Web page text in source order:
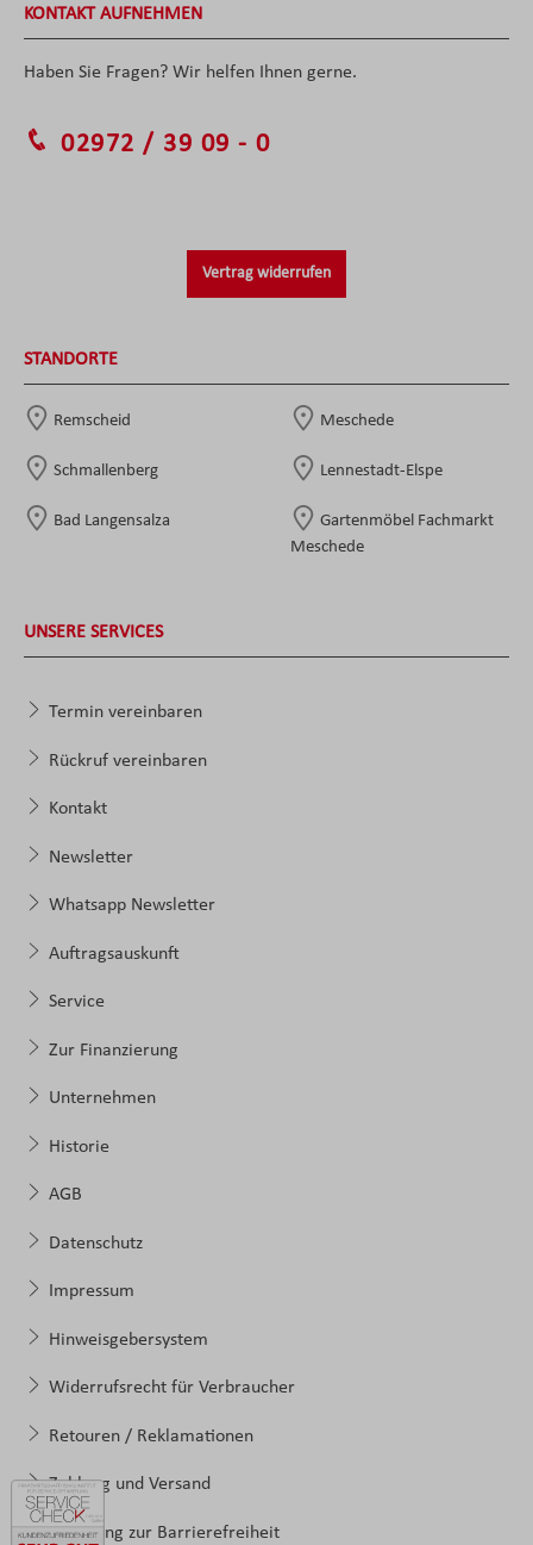
KONTAKT AUFNEHMEN
Haben Sie Fragen? Wir helfen Ihnen gerne.
02972 / 39 09 - 0
Vertrag widerrufen
STANDORTE
Remscheid Meschede
Schmallenberg Lennestadt-Elspe
Bad Langensalza
Gartenmöbel Fachmarkt
Meschede
UNSERE SERVICES
Termin vereinbaren
Rückruf vereinbaren
Kontakt
Newsletter
Whatsapp Newsletter
Auftragsauskunft
Service
Zur Finanzierung
Unternehmen
Historie
AGB
Datenschutz
Impressum
Hinweisgebersystem
Widerrufsrecht für Verbraucher
Retouren / Reklamationen
Zahlung und Versand
Erklärung zur Barrierefreiheit